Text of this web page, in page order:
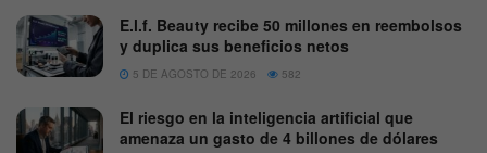
E.l.f. Beauty recibe 50 millones en reembolsos
y duplica sus beneficios netos
5 DE AGOSTO DE 2026 582
El riesgo en la inteligencia artificial que
amenaza un gasto de 4 billones de dólares